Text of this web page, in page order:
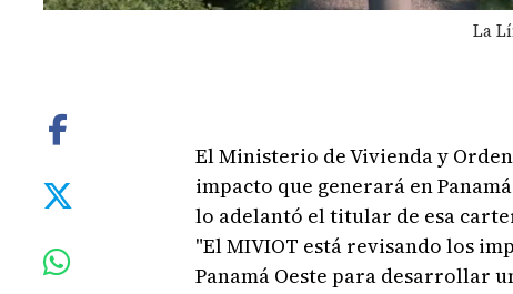
La
El Ministerio de Vivienda y
impacto que generará en
lo adelantó el titular de esa
"El MIVIOT está revisando los
Panamá Oeste para desarrollar